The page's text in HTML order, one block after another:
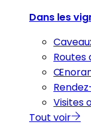
Dans les
Routes
Visites
Tout voir